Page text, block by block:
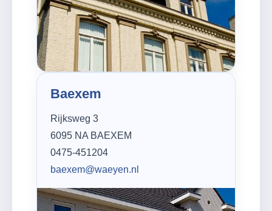
Baexem
Rijksweg 3
6095 NA BAEXEM
0475-451204
baexem@waeyen.nl